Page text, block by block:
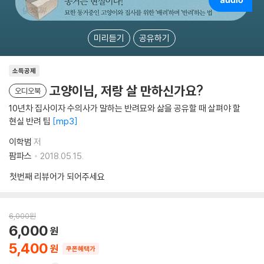
미리듣기 공유하기
소득공제
오디오북 고양이님, 저랑 살 만하신가요?
10년차 집사이자 수의사가 말하는 반려묘와 삶을 공유할 때 살펴야 할
현실 반려 팁 mp3
이학범 저
팜파스
2018.05.15.
첫번째 리뷰어가 되어주세요
6,000원
5,400
6,000
쿠폰혜택가